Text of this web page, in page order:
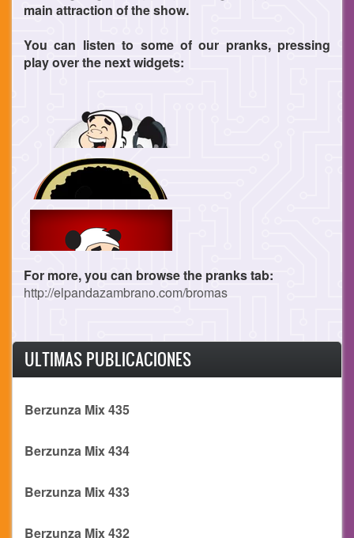
main attraction of the show.
You can listen to some of our pranks, pressing
play over the next widgets:
For more, you can browse the pranks tab:
http://elpandazambrano.com/bromas
ULTIMAS PUBLICACIONES
Berzunza Mix 435
Berzunza Mix 434
Berzunza Mix 433
Berzunza Mix 432